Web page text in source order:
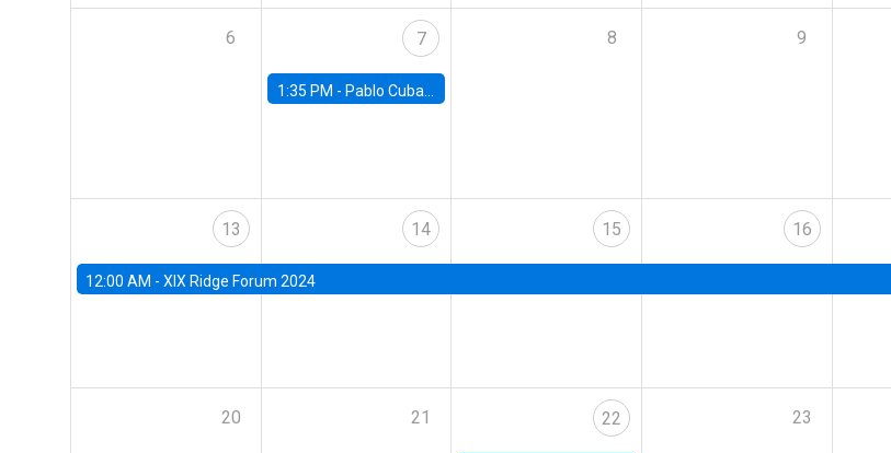
6 7
1:35 PM - Pablo Cuba, FED Board
8 9
13
12:00 AM - XIX Ridge Forum 2024
14 15 16
20 21 22 23